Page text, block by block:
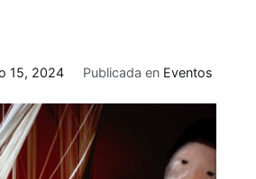
15, 2024 Publicada en Eventos